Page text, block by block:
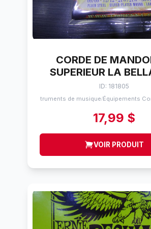
CORDE DE
SUPERIEUR LA
MANDOLIN 09-
ID: 181805
Instruments de musique/Équipements
17,99 $
VOIR PRODUIT